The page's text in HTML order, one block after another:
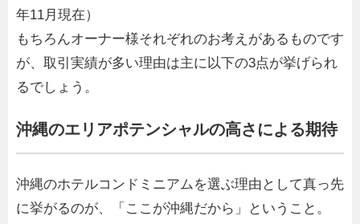
年11月現在）
もちろんオーナー様それぞれのお考えがあるものです
が、取引実績が多い理由は主に以下の3点が挙げられ
るでしょう。
沖縄のエリアポテンシャルの高さによる期待
沖縄のホテルコンドミニアムを選ぶ理由として真っ先
に挙がるのが、「ここが沖縄だから」ということ。